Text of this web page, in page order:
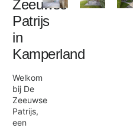
Zeeuwse
Patrijs
in
Kamperland
Welkom
bij De
Zeeuwse
Patrijs,
een